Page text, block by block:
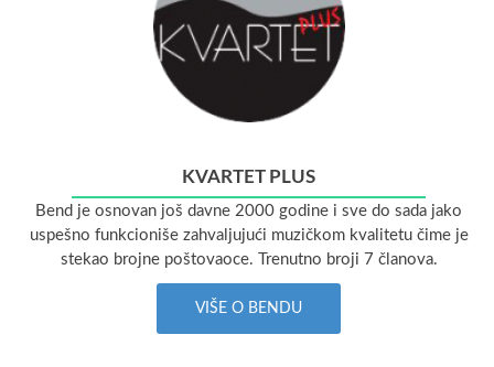
KVARTET PLUS
Bend je osnovan još davne 2000 godine i sve do sada jako
uspešno funkcioniše zahvaljujući muzičkom kvalitetu čime je
stekao brojne poštovaoce. Trenutno broji 7 članova.
VIŠE O BENDU